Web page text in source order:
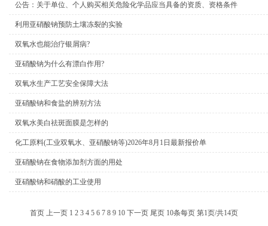
公告：关于单位、个人购买相关危险化学品应当具备的资质、资格条件
利用亚硝酸钠预防土壤冻裂的实验
双氧水也能治疗银屑病?
亚硝酸钠为什么有漂白作用?
双氧水生产工艺安全保障大法
亚硝酸钠和食盐的辨别方法
双氧水美白祛斑面膜是怎样的
化工原料(工业双氧水、亚硝酸钠等)2026年8月1日最新报价单
亚硝酸钠在食物添加剂方面的用处
亚硝酸钠和硝酸的工业使用
首页 上一页 1 2 3 4 5 6 7 8 9 10 下一页 尾页 10条每页 第1页/共14页